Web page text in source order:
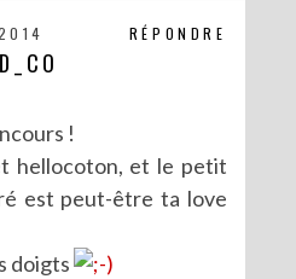
RÉPONDRE
!
hellocoton, et le petit
est peut-être ta love
doigts